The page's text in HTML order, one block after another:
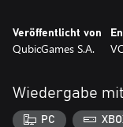
Veröffentlicht von
QubicGames S.A.
Wiedergabe mit
PC